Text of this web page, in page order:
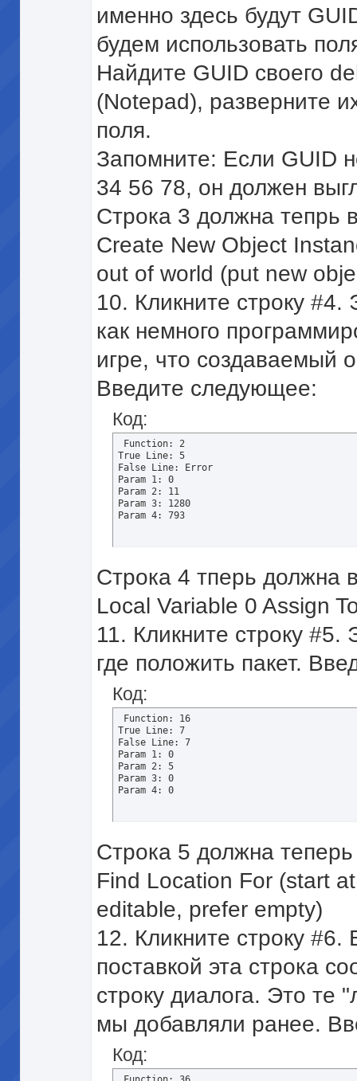
именно здесь будут
будем использовать
Найдите GUID своего
(Notepad), разверните
поля.
Запомните: Если GUID
34 56 78, он должен
Строка 3 должна тепрь
Create New Object
out of world (put new
10. Кликните строку #4.
как немного
игре, что создаваемый
Введите следующее:
Код:
Function: 2
True Line: 5
False Line: Error
Param 1: 0
Param 2: 11
Param 3: 1280
Param 4: 793
Строка 4 тперь должна
Local Variable 0 Assign
11. Кликните строку
где положить пакет.
Код:
Function: 16
True Line: 7
False Line: 7
Param 1: 0
Param 2: 5
Param 3: 0
Param 4: 0
Строка 5 должна теперь
Find Location For (start
editable, prefer empty)
12. Кликните строку #6.
поставкой эта строка
строку диалога. Это те
мы добавляли ранее.
Код: